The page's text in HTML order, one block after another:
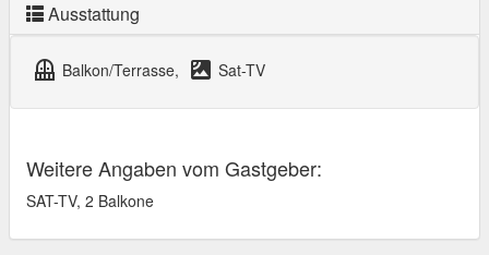
Ausstattung
balcony Balkon/Terrasse, satellite Sat-TV
Weitere Angaben vom Gastgeber:
SAT-TV, 2 Balkone